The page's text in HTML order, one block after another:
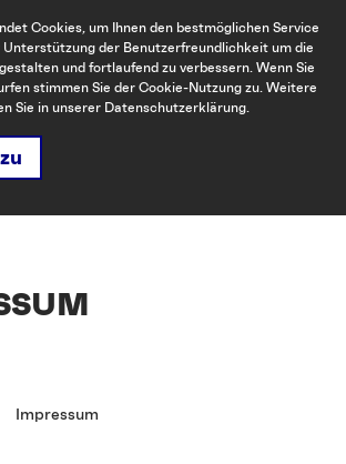
Cookies, um Ihnen den bestmöglichen Service
Unterstützung der Benutzerfreundlichkeit um die
und fortlaufend zu verbessern. Wenn Sie
stimmen Sie der Cookie-Nutzung zu. Weitere
Sie in unserer Datenschutzerklärung.
Suche Menü Let's talk
Impressum